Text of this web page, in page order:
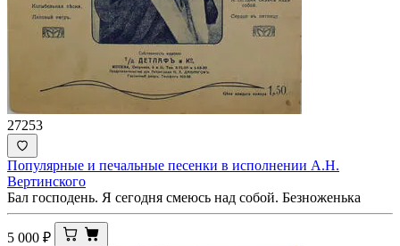
27253
Популярные и печальные песенки в исполнении А.Н.
Вертинского
Бал господень. Я сегодня смеюсь над собой. Безноженька
5 000 ₽